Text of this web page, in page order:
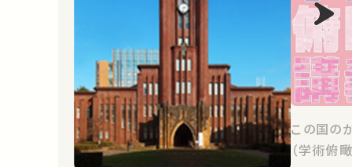
この国の
（学術俯